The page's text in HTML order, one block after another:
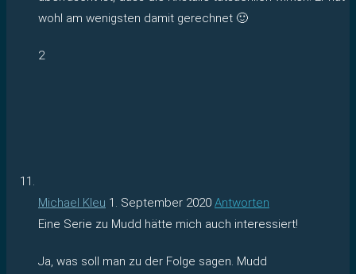
wohl am wenigsten damit gerechnet 🙂
2
Michael Kleu 1. September 2020 Antworten
Eine Serie zu Mudd hätte mich auch interessiert!
Ja, was soll man zu der Folge sagen. Mudd